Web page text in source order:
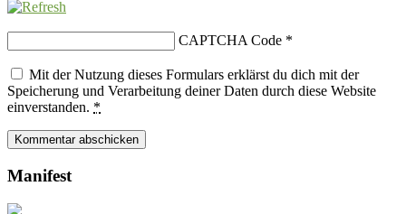
CAPTCHA Code *
Mit der Nutzung dieses Formulars erklärst du dich mit der
Speicherung und Verarbeitung deiner Daten durch diese Website
einverstanden. *
Manifest